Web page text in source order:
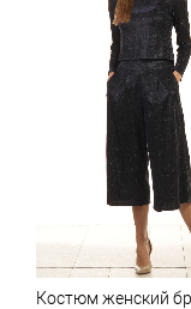
Костюм женский